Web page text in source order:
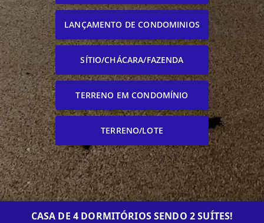
LANÇAMENTO DE CONDOMINIOS
SÍTIO/CHÁCARA/FAZENDA
TERRENO EM CONDOMÍNIO
TERRENO/LOTE
CASA DE 4 DORMITÓRIOS SENDO 2 SUÍTES!